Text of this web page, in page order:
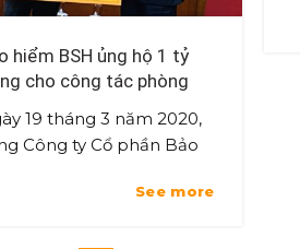
hiểm BSH ủng hộ 1 tỷ
cho công tác phòng
19 tháng 3 năm 2020,
Công ty Cổ phần Bảo
với Tập đoàn T&TSee more